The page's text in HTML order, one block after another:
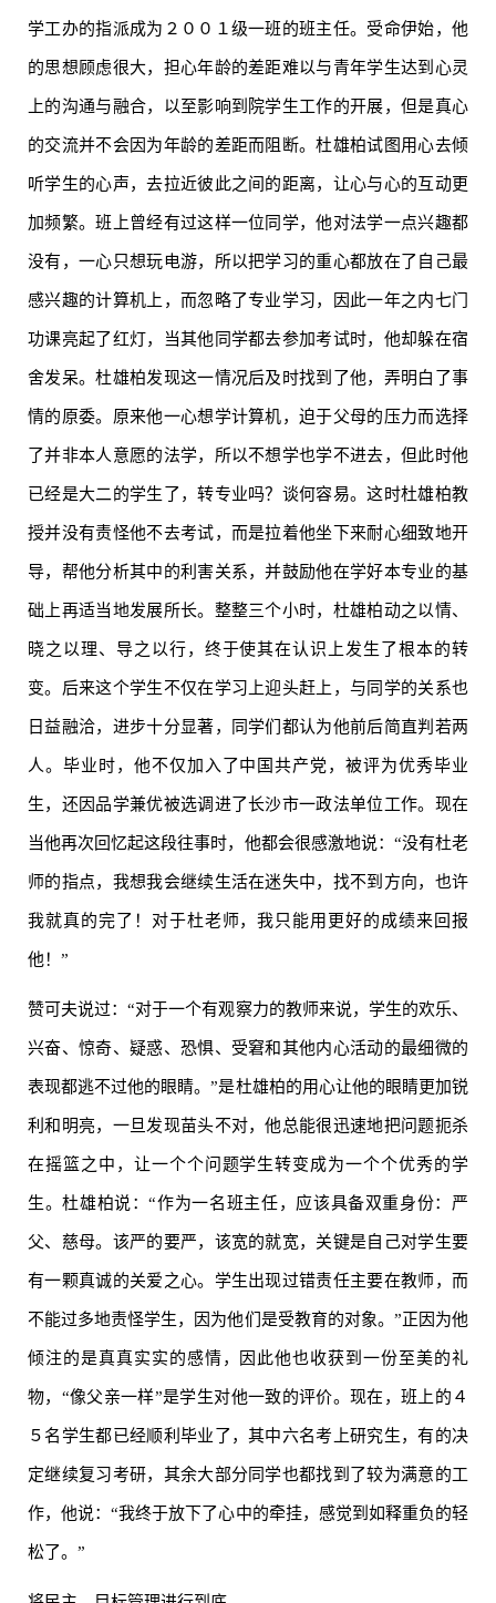
学工办的指派成为２００１级一班的班主任。受命伊始，他
的思想顾虑很大，担心年龄的差距难以与青年学生达到心灵
上的沟通与融合，以至影响到院学生工作的开展，但是真心
的交流并不会因为年龄的差距而阻断。杜雄柏试图用心去倾
听学生的心声，去拉近彼此之间的距离，让心与心的互动更
加频繁。班上曾经有过这样一位同学，他对法学一点兴趣都
没有，一心只想玩电游，所以把学习的重心都放在了自己最
感兴趣的计算机上，而忽略了专业学习，因此一年之内七门
功课亮起了红灯，当其他同学都去参加考试时，他却躲在宿
舍发呆。杜雄柏发现这一情况后及时找到了他，弄明白了事
情的原委。原来他一心想学计算机，迫于父母的压力而选择
了并非本人意愿的法学，所以不想学也学不进去，但此时他
已经是大二的学生了，转专业吗？谈何容易。这时杜雄柏教
授并没有责怪他不去考试，而是拉着他坐下来耐心细致地开
导，帮他分析其中的利害关系，并鼓励他在学好本专业的基
础上再适当地发展所长。整整三个小时，杜雄柏动之以情、
晓之以理、导之以行，终于使其在认识上发生了根本的转
变。后来这个学生不仅在学习上迎头赶上，与同学的关系也
日益融洽，进步十分显著，同学们都认为他前后简直判若两
人。毕业时，他不仅加入了中国共产党，被评为优秀毕业
生，还因品学兼优被选调进了长沙市一政法单位工作。现在
当他再次回忆起这段往事时，他都会很感激地说：“没有杜老
师的指点，我想我会继续生活在迷失中，找不到方向，也许
我就真的完了！对于杜老师，我只能用更好的成绩来回报
他！”
赞可夫说过：“对于一个有观察力的教师来说，学生的欢乐、
兴奋、惊奇、疑惑、恐惧、受窘和其他内心活动的最细微的
表现都逃不过他的眼睛。”是杜雄柏的用心让他的眼睛更加锐
利和明亮，一旦发现苗头不对，他总能很迅速地把问题扼杀
在摇篮之中，让一个个问题学生转变成为一个个优秀的学
生。杜雄柏说：“作为一名班主任，应该具备双重身份：严
父、慈母。该严的要严，该宽的就宽，关键是自己对学生要
有一颗真诚的关爱之心。学生出现过错责任主要在教师，而
不能过多地责怪学生，因为他们是受教育的对象。”正因为他
倾注的是真真实实的感情，因此他也收获到一份至美的礼
物，“像父亲一样”是学生对他一致的评价。现在，班上的４
５名学生都已经顺利毕业了，其中六名考上研究生，有的决
定继续复习考研，其余大部分同学也都找到了较为满意的工
作，他说：“我终于放下了心中的牵挂，感觉到如释重负的轻
松了。”